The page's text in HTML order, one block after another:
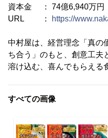
資本金 ： 74億6,940万円
URL ：
https://
中村屋は、経営理念「真の
ち合う」のもと、創意工夫
溶け込む、喜んでもらえる
すべての画像